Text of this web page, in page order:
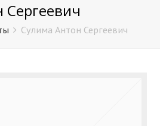
Menu
Сергеевич
Сулима Антон Сергеевич